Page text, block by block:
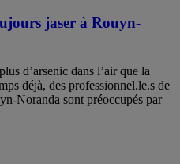
jaser à Rouyn-
d’arsenic dans l’air que la
déjà, des professionnel.le.s de
Noranda sont préoccupés par